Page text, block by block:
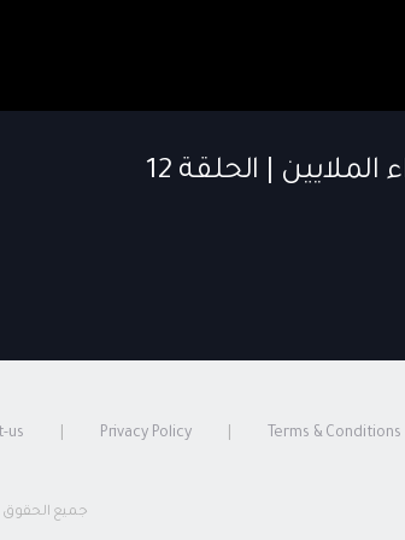
Terms & Conditions
Privacy Policy
us
جميع الحقوق محفوظة